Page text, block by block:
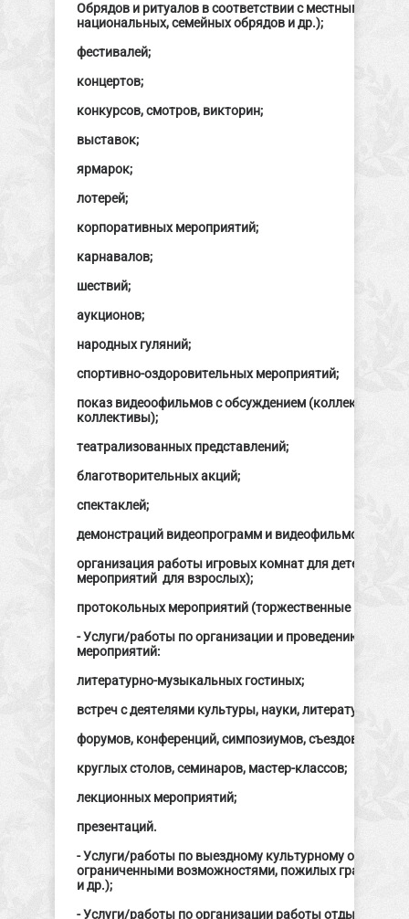
Обрядов и ритуалов в соответствии с местными
национальных, семейных обрядов и др.);
фестивалей;
концертов;
конкурсов, смотров, викторин;
выставок;
ярмарок;
лотерей;
корпоративных мероприятий;
карнавалов;
шествий;
аукционов;
народных гуляний;
спортивно-оздоровительных мероприятий;
показ видеоофильмов с обсуждением (коллективные
коллективы);
театрализованных представлений;
благотворительных акций;
спектаклей;
демонстраций видеопрограмм и видеофильмов;
организация работы игровых комнат для детей (с
мероприятий для взрослых);
протокольных мероприятий (торжественные приемы
- Услуги/работы по организации и проведению
мероприятий:
литературно-музыкальных гостиных;
встреч с деятелями культуры, науки, литературы;
форумов, конференций, симпозиумов, съездов;
круглых столов, семинаров, мастер-классов;
лекционных мероприятий;
презентаций.
- Услуги/работы по выездному культурному
ограниченными возможностями, пожилых граждан,
и др.);
- Услуги/работы по организации работы отдыха детей